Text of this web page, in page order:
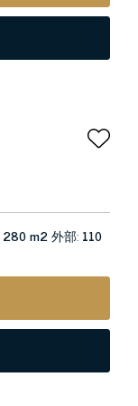
280 m2外部: 110